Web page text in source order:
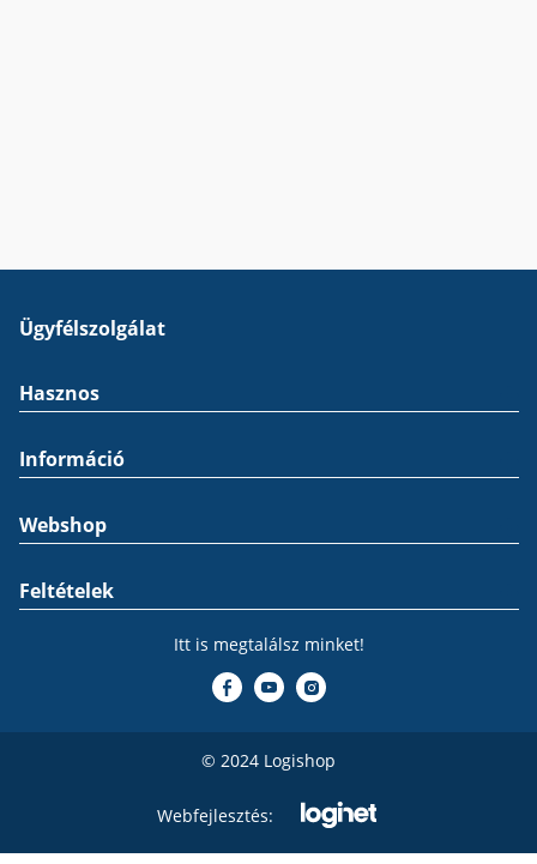
Ügyfélszolgálat
Hasznos
Információ
Webshop
Feltételek
Itt is megtalálsz minket!
© 2024 Logishop
Webfejlesztés: